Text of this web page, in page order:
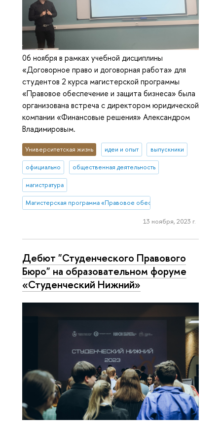
06 ноября в рамках учебной дисциплины
«Договорное право и договорная работа» для
студентов 2 курса магистерской программы
«Правовое обеспечение и защита бизнеса» была
организована встреча с директором юридической
компании «Финансовые решения» Александром
Владимировым.
Университетская жизнь идеи и опыт выпускники
официально общественная деятельность
магистратура
Магистерская программа «Правовое обеспечение и защита
13 ноября, 2023 г.
Дебют "Студенческого Правового
Бюро" на образовательном форуме
«Студенческий Нижний»